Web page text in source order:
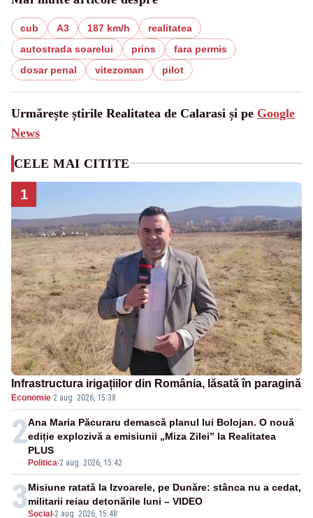
cub A3 187 km/h
realitatea
autostrada soarelui
prins
fara permis
dosar penal
vitezoman pilot
Urmărește știrile Realitatea de Calarasi și pe Google
News
CELE MAI CITITE
1
Infrastructura irigațiilor din România, lăsată în paragină
Economie·2 aug. 2026, 15:38
2
Politica-2 aug. 2026, 15:42
Ana Maria Păcuraru demască planul lui Bolojan. O nouă
ediție explozivă a emisiunii „Miza Zilei” la Realitatea
PLUS
3Social -2 aug. 2026, 15:48
Misiune ratată la Izvoarele, pe Dunăre: stânca nu a cedat,
militarii reiau detonările luni – VIDEO